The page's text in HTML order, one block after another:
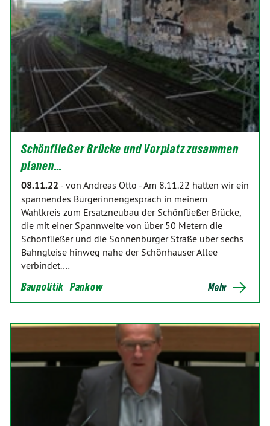
Schönfließer Brücke und Vorplatz zusammen
planen…
08.11.22 - von Andreas Otto -Am 8.11.22 hatten wir ein
spannendes Bürgerinnengespräch in meinem
Wahlkreis zum Ersatzneubau der Schönfließer Brücke,
die mit einer Spannweite von über 50 Metern die
Schönfließer und die Sonnenburger Straße über sechs
Bahngleise hinweg nahe der Schönhauser Allee
verbindet.…
Baupolitik Pankow Mehr